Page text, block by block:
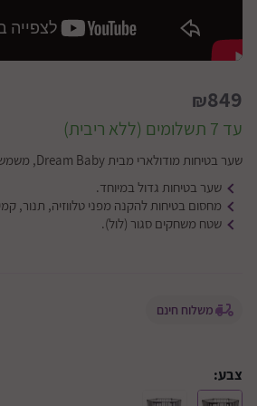
₪849
עד 7 תשלומים (ללא ריבית)
שער בטיחות מודולארי מבית Dream Baby, משמש ל - 3 אפשרויות
שער בטיחות גדול במיוחד.
מחסום בטיחות להקנה מפני טלווזיה, תנור,
שטח משחקים סגור (לול).
משלוח חינם
צבע: